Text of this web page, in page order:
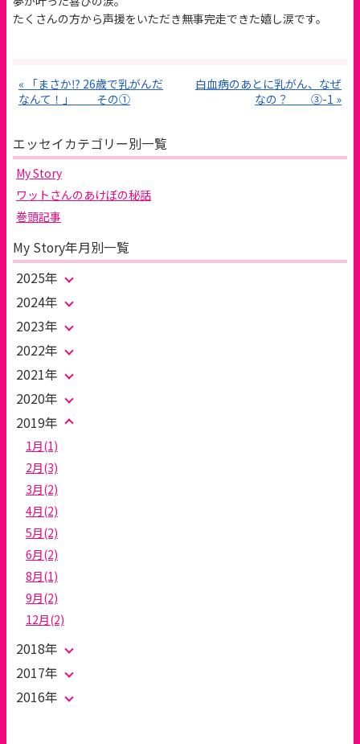
たくさんの方から声援をいただき無事完走できた嬉し涙です。
« 「まさか⁉︎ 26歳で乳がんだ
なんて！」 その①
白血病のあとに乳がん、なぜ
なの？ ③-1 »
エッセイカテゴリー別一覧
My Story
ワットさんのあけぼの秘話
巻頭記事
My Story年月別一覧
2025年
2024年
2023年
2022年
2021年
2020年
2019年
1月(1)
2月(3)
3月(2)
4月(2)
5月(2)
6月(2)
8月(1)
9月(2)
12月(2)
2018年
2017年
2016年